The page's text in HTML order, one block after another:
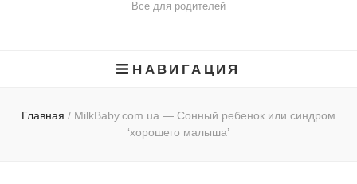
Все для родителей
НАВИГАЦИЯ
Главная / MilkBaby.com.ua — Сонный ребенок или синдром
‘хорошего малыша’